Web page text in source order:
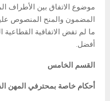
موضوع الاتفاق بين الأطراف
المضمون والمنح المنصوص
ما لم تفض الاتفاقية
أفضل.
القسم الخامس
أحكام خاصة بمحترفي المهن